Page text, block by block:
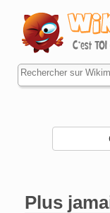
Plus